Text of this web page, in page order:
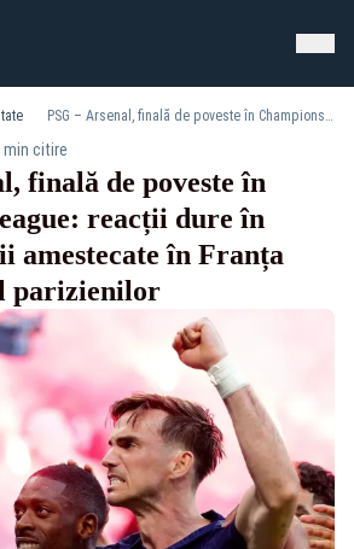
PSG – Arsenal, finală de poveste în Champions League: reacții dure în Anglia și elogii amestecate în Franța după triumful parizienilor
min citire
finală de poveste în
reacții dure în
amestecate în Franța
parizienilor